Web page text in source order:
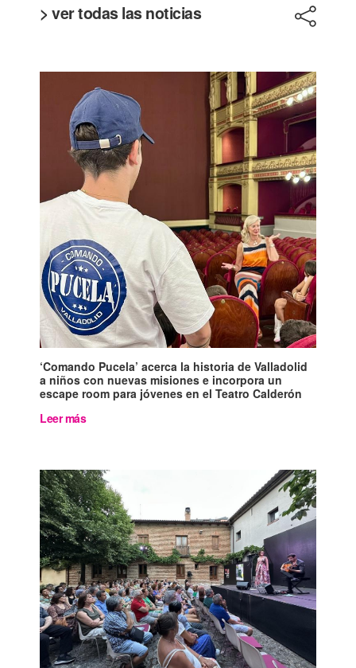
> ver todas las noticias
‘Comando Pucela’ acerca la historia de Valladolid
a niños con nuevas misiones e incorpora un
escape room para jóvenes en el Teatro Calderón
Leer más